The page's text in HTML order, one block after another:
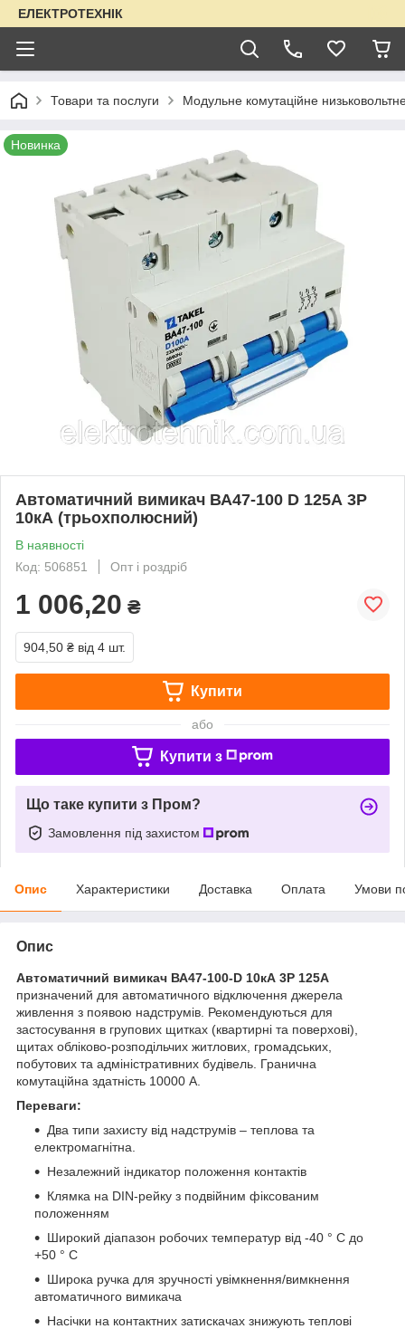
ЕЛЕКТРОТЕХНІК
Товари та послуги Модульне комутаційне
Новинка
Автоматичний вимикач ВА47-100 D 125А 3P
10кА (трьохполюсний)
В наявності
Код: 506851
Опт і роздріб
1 006,20 ₴
904,50 ₴ від 4 шт.
Купити
або
Купити з
Що таке купити з Пром?
Замовлення під захистом
Опис Характеристики Доставка Оплата Умови
Опис
Автоматичний вимикач ВА47-100-D 10кА 3Р 125А
призначений для автоматичного відключення джерела
живлення з появою надструмів. Рекомендуються для
застосування в групових щитках (квартирні та поверхові),
щитах обліково-розподільчих житлових, громадських,
побутових та адміністративних будівель. Гранична
комутаційна здатність 10000 А.
Переваги:
Два типи захисту від надструмів – теплова та
електромагнітна.
Незалежний індикатор положення контактів
Клямка на DIN-рейку з подвійним фіксованим
положенням
Широкий діапазон робочих температур від -40 ° С до
+50 ° С
Широка ручка для зручності увімкнення/вимкнення
автоматичного вимикача
Насічки на контактних затискачах знижують теплові